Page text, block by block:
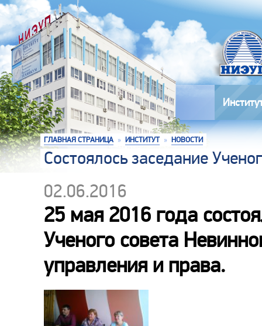
ГЛАВНАЯ СТРАНИЦА » ИНСТИТУТ » НОВОСТИ
Состоялось заседание
02.06.2016
25 мая 2016 года
Ученого совета
управления и права.